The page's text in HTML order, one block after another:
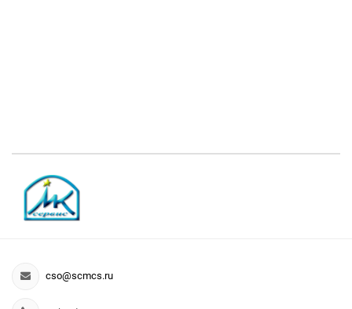
cso@scmcs.ru